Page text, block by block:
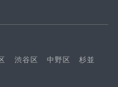
渋谷区 中野区 杉並